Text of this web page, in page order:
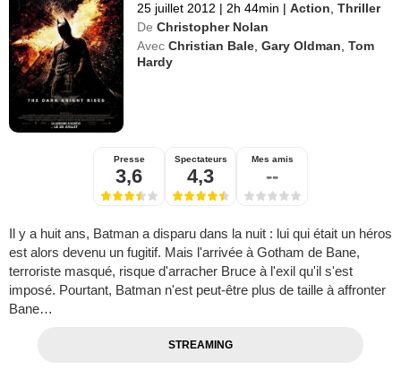
25 juillet 2012 | 2h 44min | Action ,Thriller
De Christopher Nolan
Avec Christian Bale ,Gary Oldman ,Tom
Hardy
Presse
3,6
Spectateurs
4,3
Mes amis
--
Il y a huit ans, Batman a disparu dans la nuit : lui qui était un héros
est alors devenu un fugitif. Mais l'arrivée à Gotham de Bane,
terroriste masqué, risque d'arracher Bruce à l'exil qu'il s'est
imposé. Pourtant, Batman n'est peut-être plus de taille à affronter
Bane…
STREAMING